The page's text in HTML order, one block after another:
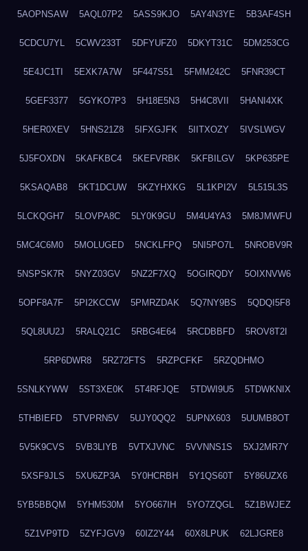
5AOPNSAW 5AQL07P2 5ASS9KJO 5AY4N3YE 5B3AF4SH
5CDCU7YL 5CWV233T 5DFYUFZ0 5DKYT31C 5DM253CG
5E4JC1TI 5EXK7A7W 5F447S51 5FMM242C 5FNR39CT
5GEF3377 5GYKO7P3 5H18E5N3 5H4C8VII 5HANI4XK
5HER0XEV 5HNS21Z8 5IFXGJFK 5IITXOZY 5IVSLWGV
5J5FOXDN 5KAFKBC4 5KEFVRBK 5KFBILGV 5KP635PE
5KSAQAB8 5KT1DCUW 5KZYHXKG 5L1KPI2V 5L515L3S
5LCKQGH7 5LOVPA8C 5LY0K9GU 5M4U4YA3 5M8JMWFU
5MC4C6M0 5MOLUGED 5NCKLFPQ 5NI5PO7L 5NROBV9R
5NSPSK7R 5NYZ03GV 5NZ2F7XQ 5OGIRQDY 5OIXNVW6
5OPF8A7F 5PI2KCCW 5PMRZDAK 5Q7NY9BS 5QDQI5F8
5QL8UU2J 5RALQ21C 5RBG4E64 5RCDBBFD 5ROV8T2I
5RP6DWR8 5RZ72FTS 5RZPCFKF 5RZQDHMO
5SNLKYWW 5ST3XE0K 5T4RFJQE 5TDWI9U5 5TDWKNIX
5THBIEFD 5TVPRN5V 5UJY0QQ2 5UPNX603 5UUMB8OT
5V5K9CVS 5VB3LIYB 5VTXJVNC 5VVNNS1S 5XJ2MR7Y
5XSF9JLS 5XU6ZP3A 5Y0HCRBH 5Y1QS60T 5Y86UZX6
5YB5BBQM 5YHM530M 5YO667IH 5YO7ZQGL 5Z1BWJEZ
5Z1VP9TD 5ZYFJGV9 60IZ2Y44 60X8LPUK 62LJGRE8